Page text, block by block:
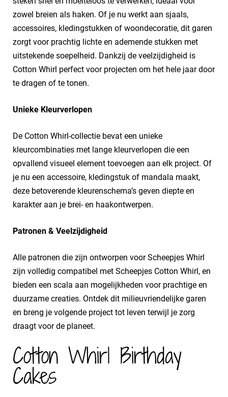
zowel breien als haken. Of je nu werkt aan sjaals,
accessoires, kledingstukken of woondecoratie, dit garen
zorgt voor prachtig lichte en ademende stukken met
uitstekende soepelheid. Dankzij de veelzijdigheid is
Cotton Whirl perfect voor projecten om het hele jaar door
te dragen of te tonen.
Unieke Kleurverlopen
De Cotton Whirl-collectie bevat een unieke
kleurcombinaties met lange kleurverlopen die een
opvallend visueel element toevoegen aan elk project. Of
je nu een accessoire, kledingstuk of mandala maakt,
deze betoverende kleurenschema’s geven diepte en
karakter aan je brei- en haakontwerpen.
Patronen & Veelzijdigheid
Alle patronen die zijn ontworpen voor Scheepjes Whirl
zijn volledig compatibel met Scheepjes Cotton Whirl, en
bieden een scala aan mogelijkheden voor prachtige en
duurzame creaties. Ontdek dit milieuvriendelijke garen
en breng je volgende project tot leven terwijl je zorg
draagt voor de planeet.
Cotton Whirl Birthday
Cakes